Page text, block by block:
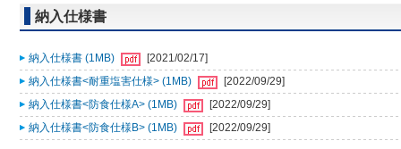
納入仕様書
納入仕様書 (1MB)
[2021/02/17]
納入仕様書<耐重塩害仕様> (1MB)
[2022/09/29]
納入仕様書<防食仕様A> (1MB)
[2022/09/29]
納入仕様書<防食仕様B> (1MB)
[2022/09/29]